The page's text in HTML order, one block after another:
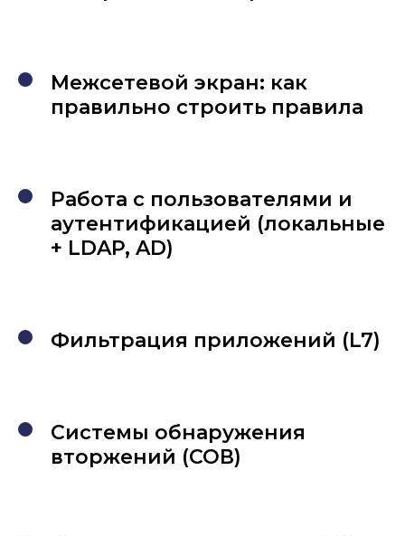
Межсетевой экран: как
правильно строить правила
Работа с пользователями и
аутентификацией (локальные
+ LDAP, AD)
Фильтрация приложений (L7)
Системы обнаружения
вторжений (СОВ)